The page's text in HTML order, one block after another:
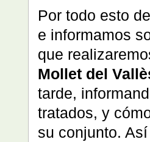
Por todo esto
e informamos
que
Mollet del
tarde,
tratados, y
su conjunto.